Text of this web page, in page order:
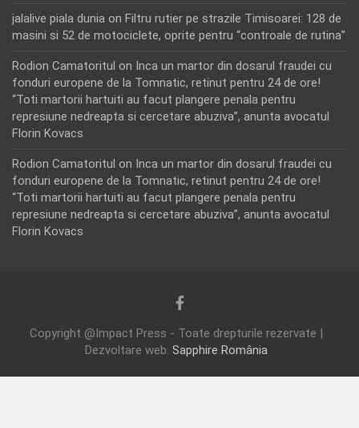
jalalive piala dunia on Filtru rutier pe strazile Timisoarei: 128 de
masini si 52 de motociclete, oprite pentru “controale de rutina”
Rodion Camatoritul on Inca un martor din dosarul fraudei cu
fonduri europene de la Tomnatic, retinut pentru 24 de ore!
“Toti martorii hartuiti au facut plangere penala pentru
represiune nedreapta si cercetare abuziva”, anunta avocatul
Florin Kovacs
Rodion Camatoritul on Inca un martor din dosarul fraudei cu
fonduri europene de la Tomnatic, retinut pentru 24 de ore!
“Toti martorii hartuiti au facut plangere penala pentru
represiune nedreapta si cercetare abuziva”, anunta avocatul
Florin Kovacs
Copyright @Impact Press - Toate drepturile rezervate |
Dezvoltare web: Sapphire România